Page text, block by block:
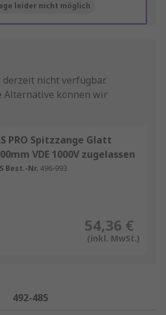
leider nicht möglich
nicht verfügbar.
Alternative können wir
PRO Spitzzange Glatt
VDE 1000V zugelassen
Best.-Nr. 496-993
54,36 €
(inkl. MwSt.)
492-485